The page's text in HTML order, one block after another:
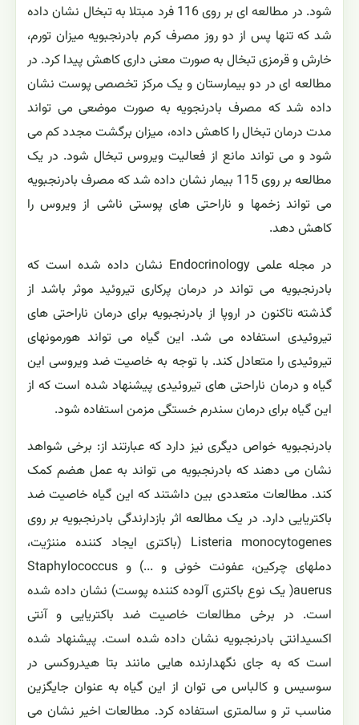
شود. در مطالعه ای بر روی 116 فرد مبتلا به تبخال نشان داده
شد که تنها پس از دو روز مصرف کرم بادرنجبویه میزان تورم،
خارش و قرمزی تبخال به صورت معنی داری کاهش پیدا کرد. در
مطالعه ای در دو بیمارستان و یک مرکز تخصصی پوست نشان
داده شد که مصرف بادرنجویه به صورت موضعی می تواند
مدت درمان تبخال را کاهش داده، میزان برگشت مجدد کم می
شود و می تواند مانع از فعالیت ویروس تبخال شود. در یک
مطالعه بر روی 115 بیمار نشان داده شد که مصرف بادرنجبویه
می تواند زخمها و ناراحتی های پوستی ناشی از ویروس را
کاهش دهد.
در مجله علمی Endocrinology نشان داده شده است که
بادرنجبویه می تواند در درمان پرکاری تیروئید موثر باشد از
گذشته تاکنون در اروپا از بادرنجبویه برای درمان ناراحتی های
تیروئیدی استفاده می شد. این گیاه می تواند هورمونهای
تیروئیدی را متعادل کند. با توجه به خاصیت ضد ویروسی این
گیاه و درمان ناراحتی های تیروئیدی پیشنهاد شده است که از
این گیاه برای درمان سندرم خستگی مزمن استفاده شود.
بادرنجبویه خواص دیگری نیز دارد که عبارتند از: برخی شواهد
نشان می دهند که بادرنجبویه می تواند به عمل هضم کمک
کند. مطالعات متعددی بین داشتند که این گیاه خاصیت ضد
باکتریایی دارد. در یک مطالعه اثر بازدارندگی بادرنجبویه بر روی
Listeria monocytogenes (باکتری ایجاد کننده مننژیت،
دملهای چرکین، عفونت خونی و ...) و Staphylococcus
auerus( یک نوع باکتری آلوده کننده پوست) نشان داده شده
است. در برخی مطالعات خاصیت ضد باکتریایی و آنتی
اکسیدانتی بادرنجبویه نشان داده شده است. پیشنهاد شده
است که به جای نگهدارنده هایی مانند بتا هیدروکسی در
سوسیس و کالباس می توان از این گیاه به عنوان جایگزین
مناسب تر و سالمتری استفاده کرد. مطالعات اخیر نشان می